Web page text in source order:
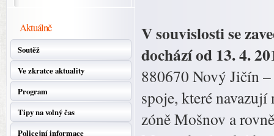
Aktuálně
Soutěž
Ve zkratce aktuality
Program
Tipy na volný čas
Policejní informace
V souvislosti se
dochází od 13. 4.
880670 Nový Jičín –
spoje, které
zóně Mošnov a